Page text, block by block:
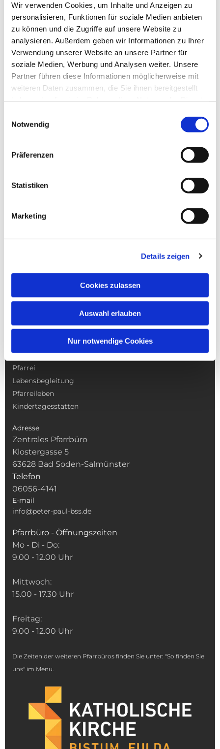
Wir verwenden Cookies, um Inhalte und Anzeigen zu
personalisieren, Funktionen für soziale Medien anbieten
zu können und die Zugriffe auf unsere Website zu
analysieren. Außerdem geben wir Informationen zu Ihrer
Verwendung unserer Website an unsere Partner für
soziale Medien, Werbung und Analysen weiter. Unsere
Partner führen diese Informationen möglicherweise mit
weiteren Daten zusammen, die Sie ihnen bereitgestellt
Notwendig
Präferenzen
Statistiken
Marketing
Details zeigen
Cookies zulassen
Auswahl erlauben
Nur notwendige Cookies
Dies könnte Sie auch
interessieren
Gottesdienste
Pfarrei
Lebensbegleitung
Pfarreileben
Kindertagesstätten
Adresse
Zentrales Pfarrbüro
Klostergasse 5
63628 Bad Soden-Salmünster
Telefon
06056-4141
E-mail
info@peter-paul-bss.de
Pfarrbüro - Öffnungszeiten
Mo - Di - Do:
9.00 - 12.00 Uhr
Mittwoch:
15.00 - 17.30 Uhr
Freitag:
9.00 - 12.00 Uhr
Die Zeiten der weiteren Pfarrbüros finden Sie unter: "So finden Sie
uns" im Menu.